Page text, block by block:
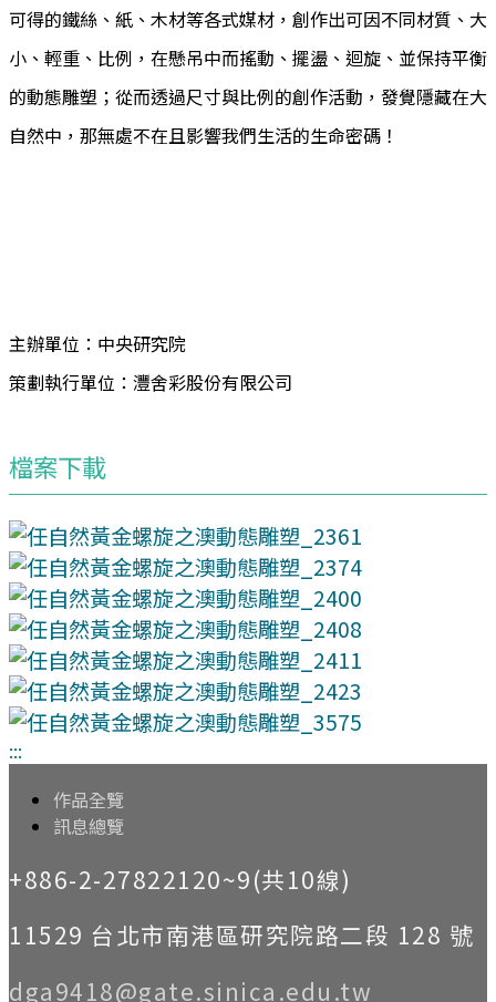
可得的鐵絲、紙、木材等各式媒材，創作出可因不同材質、大
小、輕重、比例，在懸吊中而搖動、擺盪、迴旋、並保持平衡
的動態雕塑；從而透過尺寸與比例的創作活動，發覺隱藏在大
自然中，那無處不在且影響我們生活的生命密碼！
主辦單位：中央研究院
策劃執行單位：灃舍彩股份有限公司
檔案下載
:::
作品全覽
訊息總覽
+886-2-27822120~9(共10線)
11529 台北市南港區研究院路二段 128 號
dga9418@gate.sinica.edu.tw